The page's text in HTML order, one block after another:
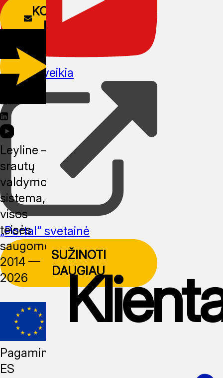
KONTAKTŲ
FORMA
PARSISIŲSTI
APLIKACIJĄ
Leyline —
srautų
valdymo
sistema,
visos
teisės
saugomos,
2014 —
2026
Pagaminta
ES
Kaip tai veikia
„Portal“ svetainė
SUŽINOTI
DAUGIAU